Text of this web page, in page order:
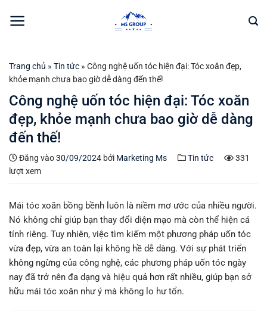
qua
Trang chủ » Tin tức » Công nghệ uốn tóc hiện đại: Tóc xoăn đẹp,
khỏe mạnh chưa bao giờ dễ dàng đến thế!
Công nghệ uốn tóc hiện đại: Tóc xoăn
đẹp, khỏe mạnh chưa bao giờ dễ dàng
đến thế!
Đăng vào30/09/2024 bởi Marketing Ms Tin tức
331
lượt xem
Mái tóc xoăn bồng bềnh luôn là niềm mơ ước của nhiều người.
Nó không chỉ giúp bạn thay đổi diện mạo mà còn thể hiện cá
tính riêng. Tuy nhiên, việc tìm kiếm một phương pháp uốn tóc
vừa đẹp, vừa an toàn lại không hề dễ dàng. Với sự phát triển
không ngừng của công nghệ, các phương pháp uốn tóc ngày
nay đã trở nên đa dạng và hiệu quả hơn rất nhiều, giúp bạn sở
hữu mái tóc xoăn như ý mà không lo hư tổn.